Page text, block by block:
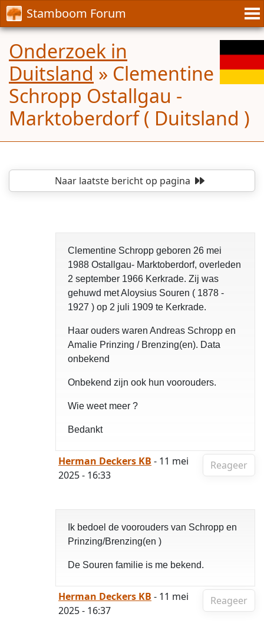
Stamboom Forum
Onderzoek in
Duitsland » Clementine
Schropp Ostallgau -
Marktoberdorf ( Duitsland )
Naar laatste berichtop pagina
Clementine Schropp geboren 26 mei
1988 Ostallgau- Marktoberdorf, overleden
2 september 1966 Kerkrade. Zij was
gehuwd met Aloysius Souren ( 1878 -
1927 ) op 2 juli 1909 te Kerkrade.
Haar ouders waren Andreas Schropp en
Amalie Prinzing / Brenzing(en). Data
onbekend
Onbekend zijn ook hun voorouders.
Wie weet meer ?
Bedankt
Reageer
Herman Deckers KB - 11 mei
2025 - 16:33
Ik bedoel de voorouders van Schropp en
Prinzing/Brenzing(en )
De Souren familie is me bekend.
Reageer
Herman Deckers KB - 11 mei
2025 - 16:37